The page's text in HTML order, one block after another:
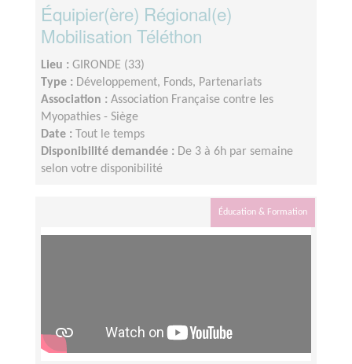
Équipier(ère) Régional(e)
Mobilisation Téléthon
Lieu : GIRONDE (33)
Type : Développement, Fonds, Partenariats
Association : Association Française contre les
Myopathies - Siège
Date :
Tout le temps
Disponibilité demandée : De 3 à 6h par semaine
selon votre disponibilité
Éducation & Formation